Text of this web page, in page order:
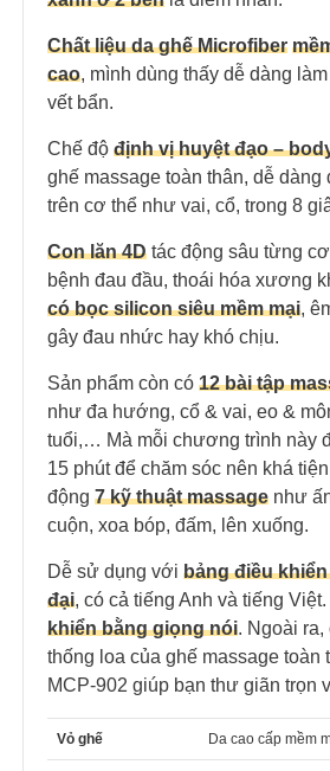
Chất liệu da ghế Microfiber
cao, mình dùng thấy dễ dàng
vết bẩn.
Chế độ định vị huyệt đạo –
ghế massage toàn thân, dễ dàng
trên cơ thể như vai, cổ, trong 8
Con lăn 4D tác động sâu từng
bệnh đau đầu, thoái hóa xương
có bọc silicon siêu mềm mại,
gây đau nhức hay khó chịu.
Sản phẩm còn có 12 bài tập
như đa hướng, cổ & vai, eo &
tuổi,… Mà mỗi chương trình này
15 phút để chăm sóc nên khá
động 7 kỹ thuật massage như
cuộn, xoa bóp, đấm, lên xuống.
Dễ sử dụng với bảng điều
đại, có cả tiếng Anh và tiếng Việt.
khiển bằng giọng nói. Ngoài ra,
thống loa của ghế massage toàn
MCP-902 giúp bạn thư giãn trọn
Vỏ ghế Da cao cấp mềm